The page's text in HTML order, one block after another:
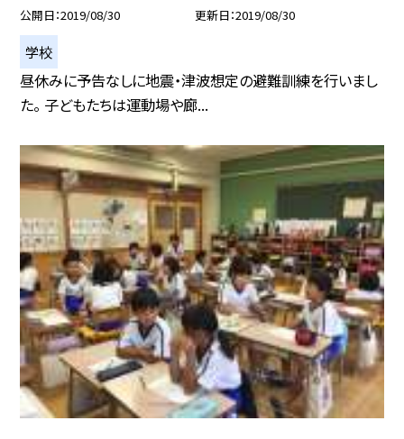
公開日 2019/08/30 更新日 2019/08/30
学校
昼休みに予告なしに地震・津波想定の避難訓練を行いまし
た。 子どもたちは運動場や廊...